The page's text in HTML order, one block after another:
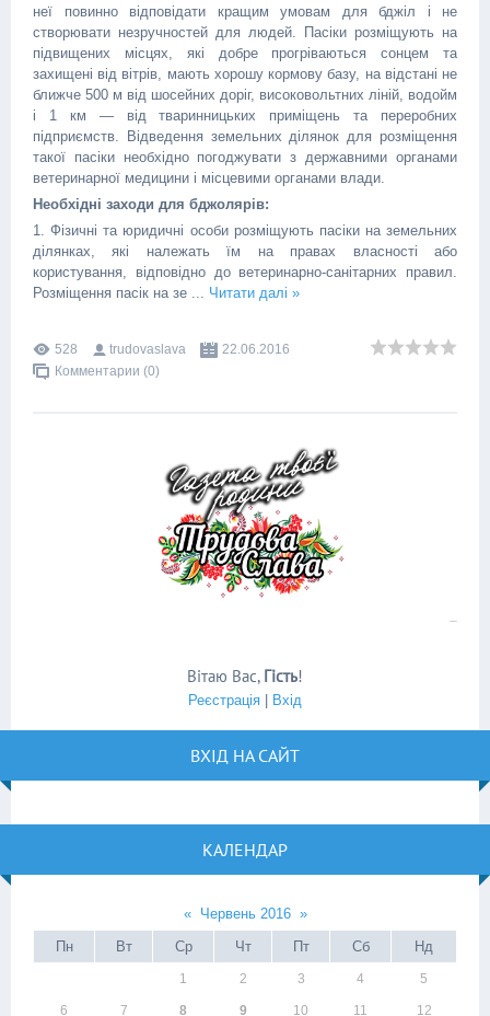
неї повинно відповідати кращим умовам для бджіл і не
створювати незручностей для людей. Пасіки розміщують на
підвищених місцях, які добре прогріваються сонцем та
захищені від вітрів, мають хорошу кормову базу, на відстані не
ближче 500 м від шосейних доріг, високовольтних ліній, водойм
і 1 км — від тваринницьких приміщень та переробних
підприємств. Відведення земельних ділянок для розміщення
такої пасіки необхідно погоджувати з державними органами
ветеринарної медицини і місцевими органами влади.
Необхідні заходи для бджолярів:
1. Фізичні та юридичні особи розміщують пасіки на земельних
ділянках, які належать їм на правах власності або
користування, відповідно до ветеринарно-санітарних правил.
Розміщення пасік на зе
Читати далі »
528 trudovaslava
22.06.2016
Комментарии (0)
Вітаю Вас, Гість!
Реєстрація Вхід
ВХІД НА САЙТ
КАЛЕНДАР
« Червень 2016 »
Пн
Вт Ср Чт Пт Сб Нд
1 2 3 4 5
6 7 8 9 10 11 12